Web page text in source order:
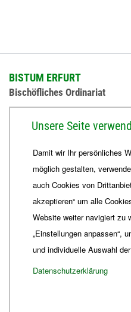
BISTUM ERFURT
Bischöfliches Ordinariat
+49 361 6572-444
ordinariat Bistum-
Unsere Seite
Damit wir Ihr persönliches
möglich gestalten,
auch Cookies von
akzeptieren“ um alle
Website weiter navigiert zu
„Einstellungen anpassen“,
und individuelle Auswahl
Datenschutzerklärung